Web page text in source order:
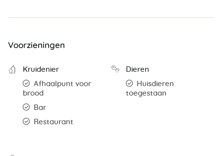
Voorzieningen
Kruidenier
Afhaalpunt voor
brood
Bar
Restaurant
Dieren
Huisdieren
toegestaan